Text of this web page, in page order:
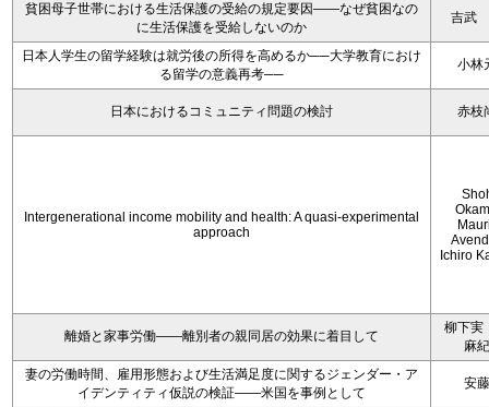
貧困母子世帯における生活保護の受給の規定要因――なぜ貧困なの
に生活保護を受給しないのか
吉武
日本人学生の留学経験は就労後の所得を高めるか──大学教育におけ
る留学の意義再考──
小林
日本におけるコミュニティ問題の検討 赤枝
Intergenerational income mobility and health: A quasi-experimental
approach
Ichiro
離婚と家事労働――離別者の親同居の効果に着目して
柳下実
麻
妻の労働時間、雇用形態および生活満足度に関するジェンダー・ア
イデンティティ仮説の検証――米国を事例として
安